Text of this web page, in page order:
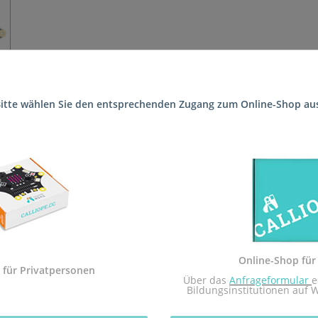
Schule (Schillerschule FSP Lernen (Förderschule)) geliefert,
I und der Calliope mini Startbox. Das Arbeitsheft
Calliope mini umgesetzt.
I in Rheinland-Pfalz zugelassen.
mit dem Redaktionsteam inf-schule.de, insbesondere Daniel
wählen Sie den entsprechenden Zugang zum Online-Shop
für Privatpersonen
Online-Shop für
Über das Anfrageformular
Bildungsinstitutionen auf